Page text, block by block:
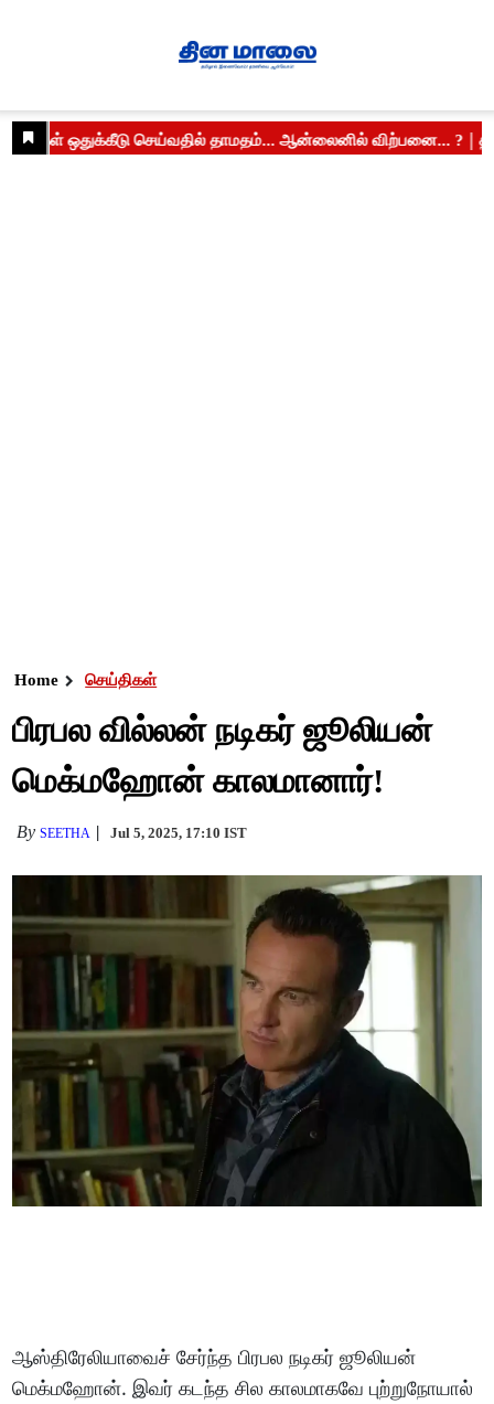
Home செய்திகள்
பிரபல வில்லன் நடிகர் ஜூலியன்
மெக்மஹோன் காலமானார்!
BySEETHA Jul 5, 2025, 17:10 IST
ஆஸ்திரேலியாவைச் சேர்ந்த பிரபல நடிகர் ஜூலியன்
மெக்மஹோன். இவர் கடந்த சில காலமாகவே புற்றுநோயால்